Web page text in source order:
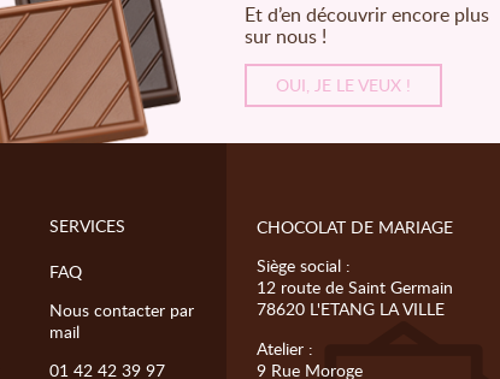
Et d’en découvrir encore plus
sur nous !
OUI, JE LE VEUX !
SERVICES
FAQ
Nous contacter par
mail
01 42 42 39 97
CHOCOLAT DE MARIAGE
Siège social :
12 route de Saint Germain
78620 L'ETANG LA VILLE
Atelier :
9 Rue Moroge